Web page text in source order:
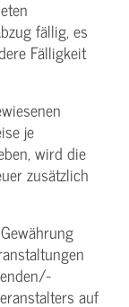
fällig, es
Fälligkeit
je
wird die
zusätzlich
auf